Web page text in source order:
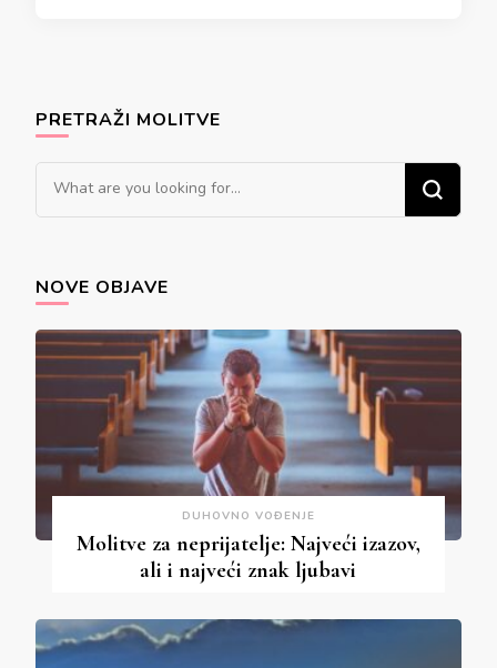
PRETRAŽI MOLITVE
Looking
for
NOVE OBJAVE
DUHOVNO VOĐENJE
Molitve za neprijatelje: Najveći izazov,
ali i najveći znak ljubavi